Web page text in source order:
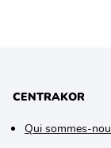
CENTRAKOR
Qui sommes-